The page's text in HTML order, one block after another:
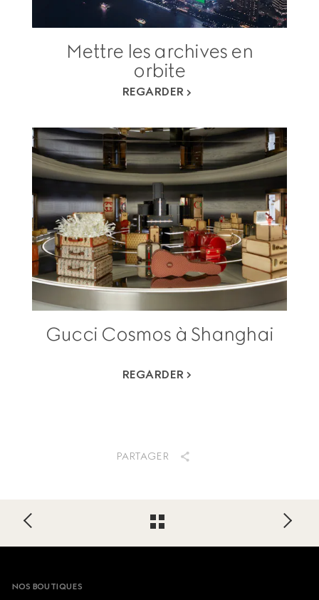
Mettre les archives en
orbite
REGARDER
Gucci Cosmos à Shanghai
REGARDER
PARTAGER
Footer
NOS BOUTIQUES